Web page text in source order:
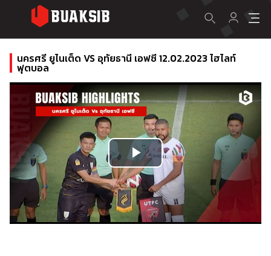
นครศรี ยูไนเต็ด VS อุทัยธานี เอฟซี 12.02.2023 ไฮไลท์
ฟุตบอล
Play
Video